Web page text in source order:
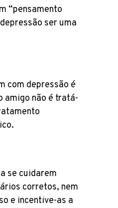
“pensamento
ser uma
com depressão é
amigo não é tratá-
se cuidarem
corretos, nem
e incentive-as a